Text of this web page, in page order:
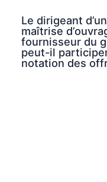
Le dirigeant
maîtrise
fournisseur du
peut-il
notation des